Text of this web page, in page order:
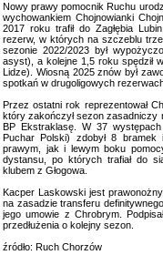
Nowy prawy pomocnik Ruchu
wychowankiem Chojnowianki
2017 roku trafił do Zagłębia
rezerw, w których na szczeblu
sezonie 2022/2023 był
asyst), a kolejne 1,5 roku spędził
Lidze). Wiosną 2025 znów był
spotkań w drugoligowych
Przez ostatni rok reprezentował
który zakończył sezon zasadniczy
BP Ekstraklasę. W 37
Puchar Polski) zdobył 8
prawym, jak i lewym boku
dystansu, po których trafiał do
klubem z Głogowa.
Kacper Laskowski jest
na zasadzie transferu
jego umowie z Chrobrym.
przedłużenia o kolejny sezon.
źródło: Ruch Chorzów